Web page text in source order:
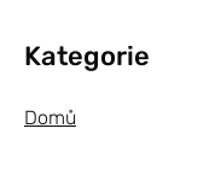
Kategorie
Domů